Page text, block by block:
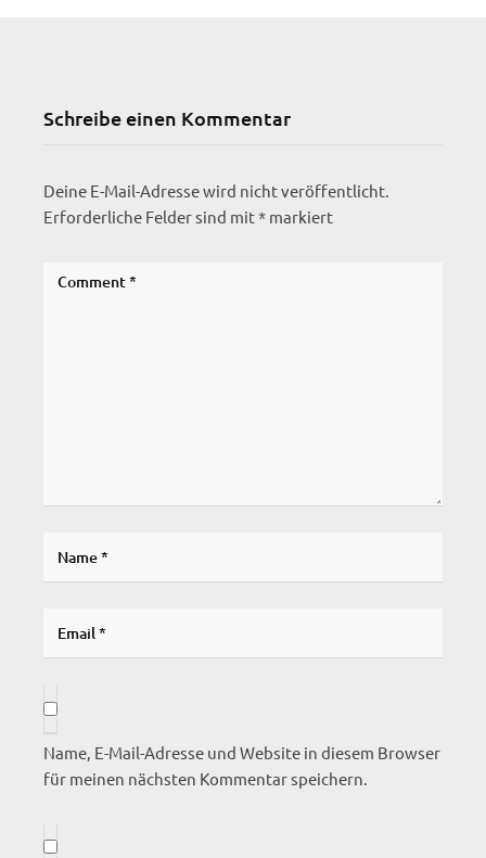
Schreibe einen Kommentar
Deine E-Mail-Adresse wird nicht veröffentlicht.
Erforderliche Felder sind mit* markiert
Name, E-Mail-Adresse und Website in diesem Browser
für meinen nächsten Kommentar speichern.